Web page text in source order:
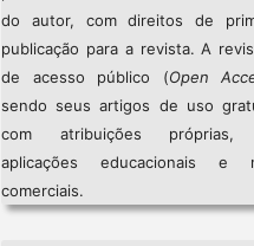
do autor, com direitos de
publicação para a revista. A
de acesso público (Open
sendo seus artigos de uso
com atribuições próprias,
aplicações educacionais e
comerciais.